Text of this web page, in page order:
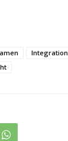
Integration